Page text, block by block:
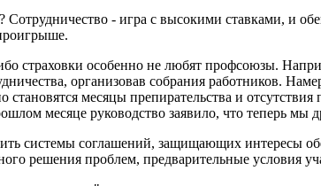
Сотрудничество - игра с высокими ставками, и
страховки осо­бенно не любят профсоюзы.
орга­низовав собрания работников.
месяцы препирательства и
месяце руко­водство заявило, что теперь мы
системы согла­шений, защищающих интересы
решения проблем, предварительные условия